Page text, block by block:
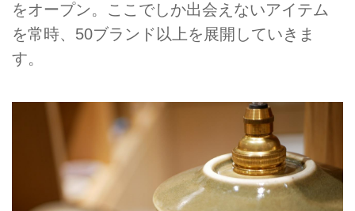
をオープン。ここでしか出会えないアイテム
を常時、50ブランド以上を展開していきま
す。